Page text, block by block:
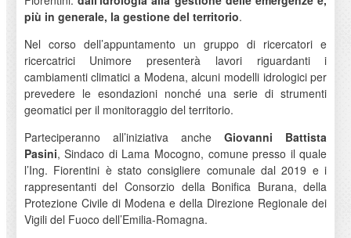
più in generale, la gestione del territorio.
Nel corso dell’appuntamento un gruppo di ricercatori e
ricercatrici Unimore presenterà lavori riguardanti i
cambiamenti climatici a Modena, alcuni modelli idrologici per
prevedere le esondazioni nonché una serie di strumenti
geomatici per il monitoraggio del territorio.
Parteciperanno all’iniziativa ancheGiovanni Battista
Pasini, Sindaco di Lama Mocogno, comune presso il quale
l’Ing. Fiorentini è stato consigliere comunale dal 2019 e i
rappresentanti del Consorzio della Bonifica Burana, della
Protezione Civile di Modena e della Direzione Regionale dei
Vigili del Fuoco dell’Emilia-Romagna.